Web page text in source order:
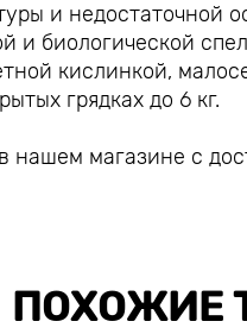
и недостаточной
и биологической
кислинкой,
грядках до 6 кг.
магазине с
ПОХОЖИЕ